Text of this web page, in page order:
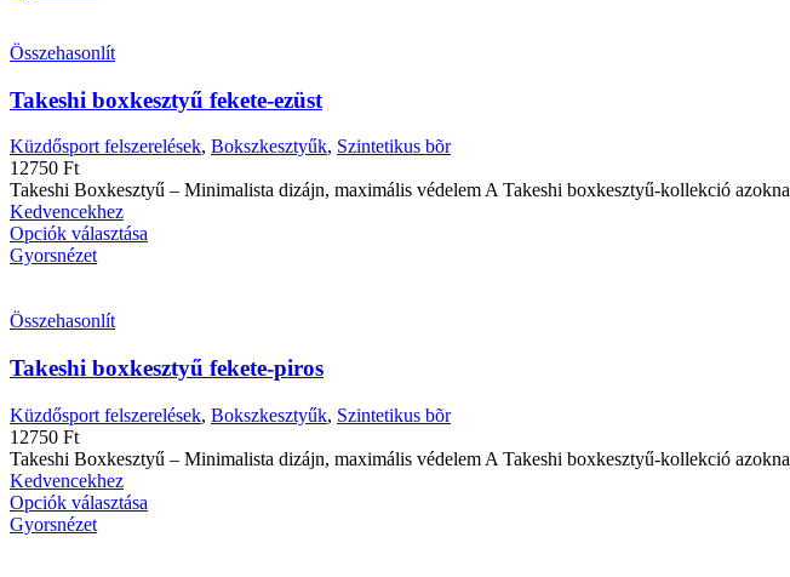
Összehasonlít
Takeshi boxkesztyű fekete-ezüst
Küzdősport felszerelések, Bokszkesztyűk, Szintetikus bõr
12750 Ft
Takeshi Boxkesztyű – Minimalista dizájn, maximális védelem A Takeshi boxkesztyű-kollekció
Kedvencekhez
Opciók választása
Gyorsnézet
Összehasonlít
Takeshi boxkesztyű fekete-piros
Küzdősport felszerelések, Bokszkesztyűk, Szintetikus bõr
12750 Ft
Takeshi Boxkesztyű – Minimalista dizájn, maximális védelem A Takeshi boxkesztyű-kollekció
Kedvencekhez
Opciók választása
Gyorsnézet